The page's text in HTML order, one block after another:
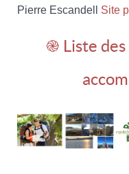
Pierre Escandell Site
֎ Liste